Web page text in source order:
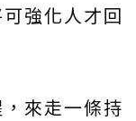
強化人才回
來走一條持